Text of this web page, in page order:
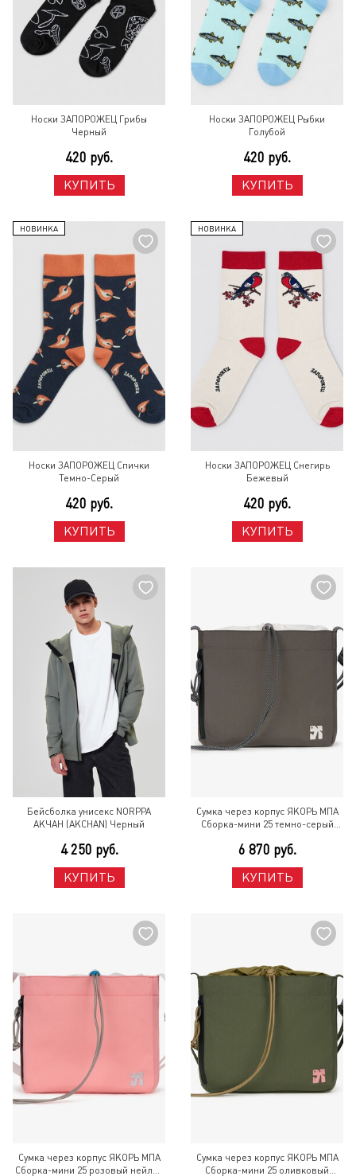
Носки ЗАПОРОЖЕЦ Грибы
Черный
420 руб.
КУПИТЬ
Носки ЗАПОРОЖЕЦ Рыбки
Голубой
420 руб.
КУПИТЬ
НОВИНКА
Носки ЗАПОРОЖЕЦ Спички
Темно-Серый
420 руб.
КУПИТЬ
НОВИНКА
Носки ЗАПОРОЖЕЦ Снегирь
Бежевый
420 руб.
КУПИТЬ
Бейсболка унисекс NORPPA
АКЧАН (AKCHAN) Черный
4 250 руб.
КУПИТЬ
Сумка через корпус ЯКОРЬ МПА
Сборка-мини 25 темно-серый
6 870 руб.
КУПИТЬ
Сумка через корпус ЯКОРЬ МПА
Сборка-мини 25 розовый нейлон
Сумка через корпус ЯКОРЬ МПА
Сборка-мини 25 оливковый